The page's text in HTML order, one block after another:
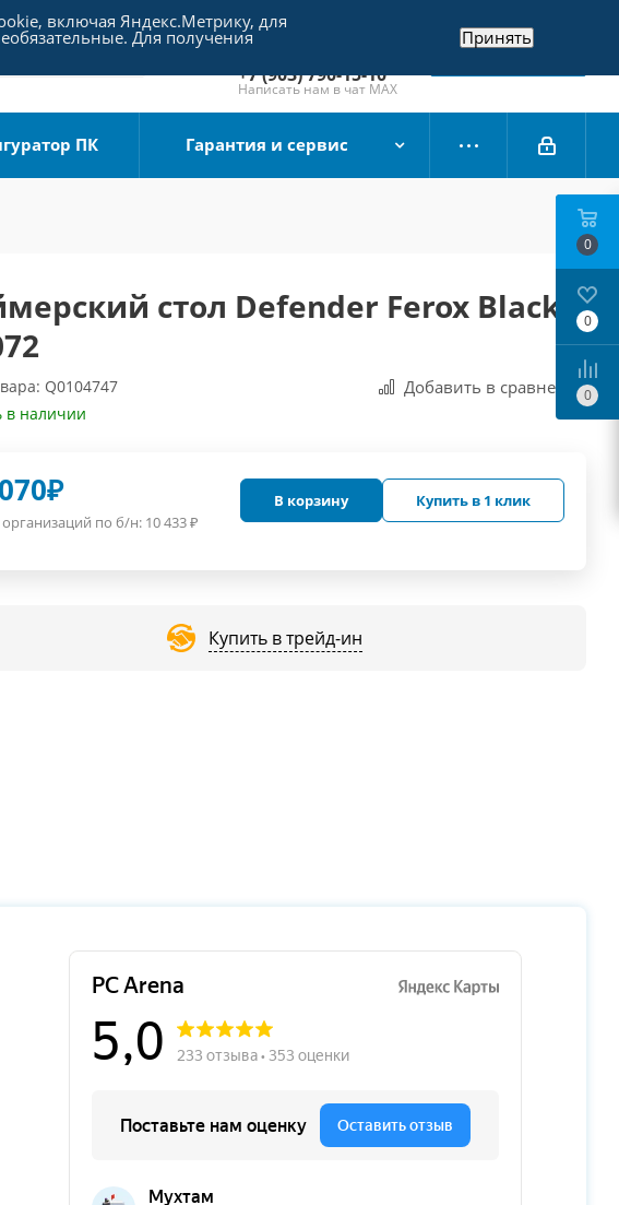
+7 (495) 790-15-10
Отдел продаж
+7 (903) 790-15-10
Написать нам в чат MAX
Заказать звонок
ПК Гарантия и сервис
стол Defender Ferox Black
Q0104747 Добавить в сравнения
в наличии
₽
по б/н: 10 433₽
В корзину Купить в 1 клик
Купить в трейд-ин
0
0
0
включая Яндекс.Метрику, для
Для получения Принять